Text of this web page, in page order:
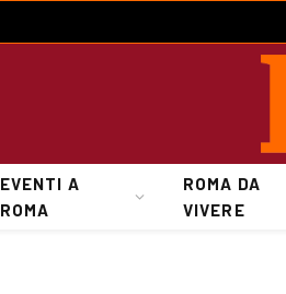
EVENTI A
ROMA
ROMA DA
VIVERE